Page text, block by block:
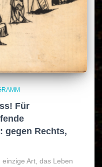
Für
gegen Rechts,
einzige Art, das Leben